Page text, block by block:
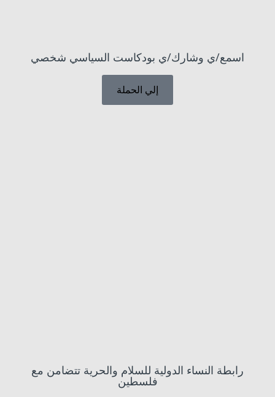
اسمع/ي وشارك/ي بودكاست السياسي شخصي
إلي الحملة
رابطة النساء الدولية للسلام والحرية تتضامن مع
فلسطين